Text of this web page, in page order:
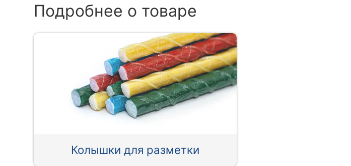
Подробнее о товаре
Колышки для разметки